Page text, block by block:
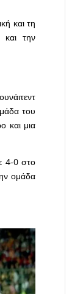
και τη
και την
του
και μια
4-0 στο
ομάδα